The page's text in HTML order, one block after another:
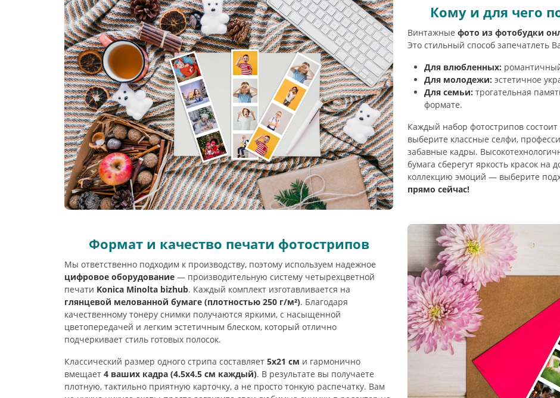
Кому и для чего
Винтажные фото из фотобудки
Это стильный способ запечатлеть
Для влюбленных:
Для молодежи: эстетичное
Для семьи: трогательная
формате.
Каждый набор фотострипов
выберите классные селфи,
забавные кадры.
бумага сберегут яркость красок
коллекцию эмоций — выберите
прямо сейчас!
Формат и качество печати фотострипов
Мы ответственно подходим к производству, поэтому используем надежное
цифровое оборудование — производительную систему четырехцветной
печати Konica Minolta bizhub. Каждый комплект изготавливается на
глянцевой мелованной бумаге (плотностью 250 г/м²). Благодаря
качественному тонеру снимки получаются яркими, с насыщенной
цветопередачей и легким эстетичным блеском, который отлично
подчеркивает стиль готовых полосок.
Классический размер одного стрипа составляет 5х21 см и гармонично
вмещает 4 ваших кадра (4.5х4.5 см каждый). В результате вы получаете
плотную, тактильно приятную карточку, а не просто тонкую распечатку. Вам